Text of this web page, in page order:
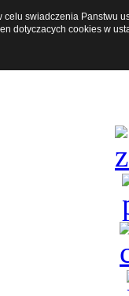
swiadczenia Panstwu
dotyczacych cookies w